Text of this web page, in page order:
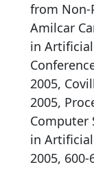
from Non-
Amilcar
in
2005,
2005,
Computer
in
2005, 600-